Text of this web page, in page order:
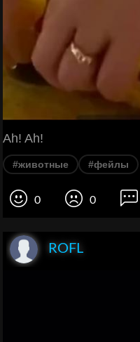
Ah! Ah!
#животные #фейлы
0 0
ROFL